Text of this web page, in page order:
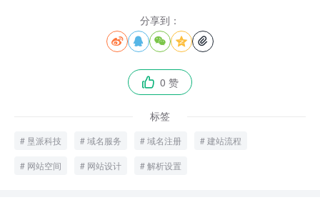
分享到：
    
 0 赞
标签
垦派科技 域名服务 域名注册 建站流程
网站空间 网站设计 解析设置